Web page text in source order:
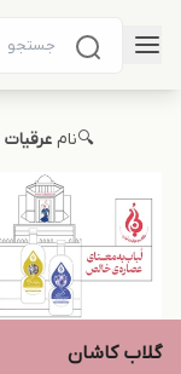
🔍نام عرقیات
گلاب کاشان